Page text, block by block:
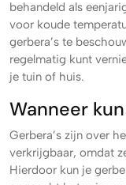
behandeld als
voor koude
gerbera’s te
regelmatig kunt
je tuin of huis.
Wanneer
Gerbera’s zijn over
verkrijgbaar, omdat
Hierdoor kun je